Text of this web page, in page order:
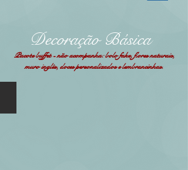
Decoração Básica
Pacote buffet - não acompanha: bolo fake, flores naturais,
muro inglês, doces personalizados e lembrancinhas.